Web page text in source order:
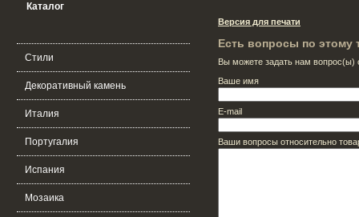
Каталог
Стили
Декоративный камень
Италия
Португалия
Испания
Мозаика
Версия для печати
Есть вопросы по этому
Вы можете задать нам
Ваше имя
E-mail
Ваши вопросы относительно